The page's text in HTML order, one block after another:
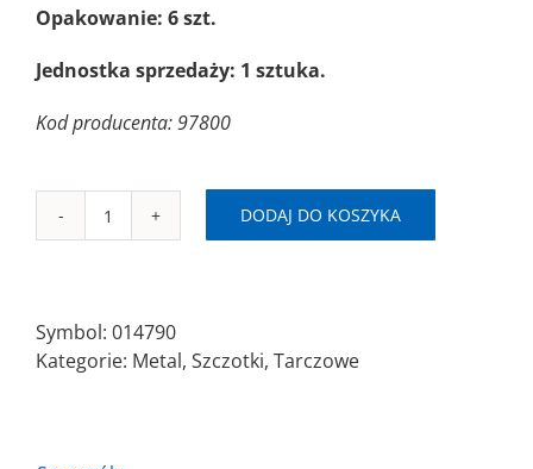
Opakowanie: 6 szt.
Jednostka sprzedaży: 1 sztuka.
Kod producenta: 97800
ilość
100mm
AC(0,35)
DODAJ DO KOSZYKA
Symbol: 014790
Kategorie: Metal, Szczotki, Tarczowe